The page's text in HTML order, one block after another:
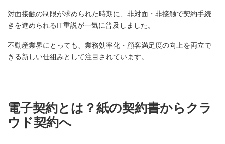
対面接触の制限が求められた時期に、非対面・非接触で契約手続
きを進められるIT重説が一気に普及しました。
不動産業界にとっても、業務効率化・顧客満足度の向上を両立で
きる新しい仕組みとして注目されています。
電子契約とは？紙の契約書からクラ
ウド契約へ